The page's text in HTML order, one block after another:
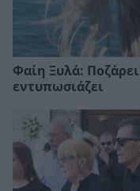
Φαίη Ξυλά:
εντυπωσιάζει